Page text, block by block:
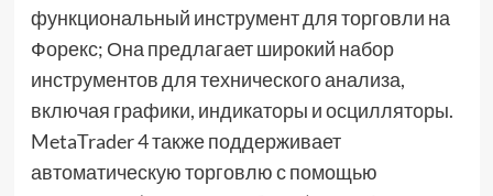
функциональный инструмент для торговли на
Форекс; Она предлагает широкий набор
инструментов для технического анализа,
включая графики, индикаторы и осцилляторы.
MetaTrader 4 также поддерживает
автоматическую торговлю с помощью